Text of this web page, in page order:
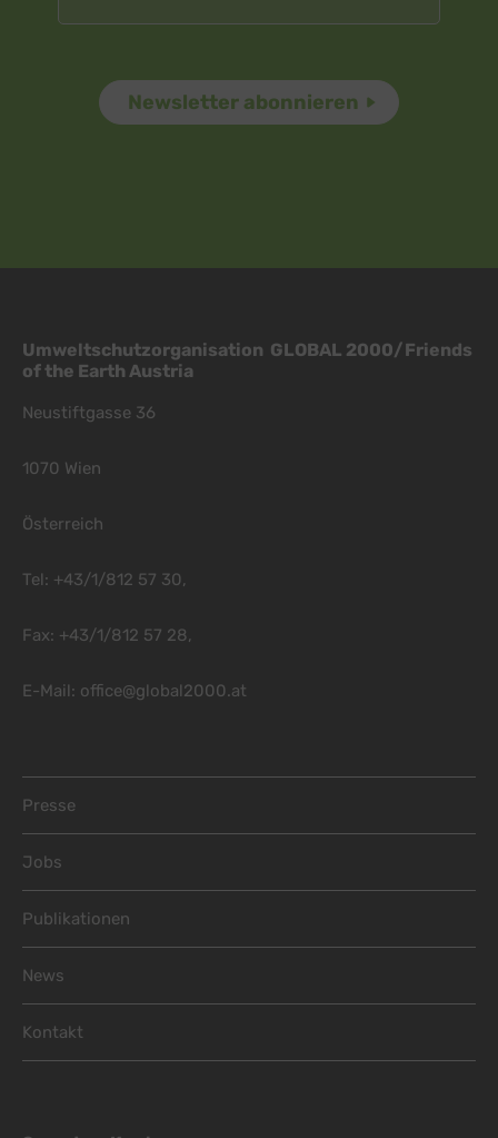
Umweltschutzorganisation GLOBAL 2000/Friends
of the Earth Austria
Neustiftgasse 36
1070 Wien
Österreich
Tel: +43/1/812 57 30,
Fax: +43/1/812 57 28,
E-Mail: office@global2000.at
Presse
Jobs
Publikationen
News
Kontakt